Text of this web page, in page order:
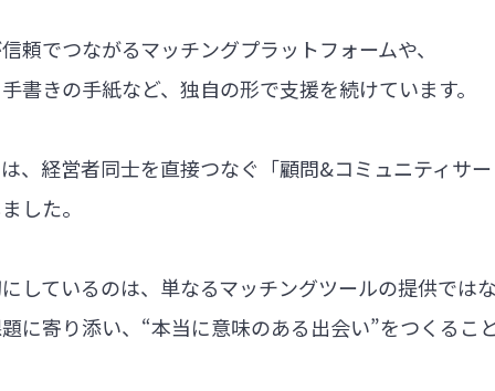
頼でつながるマッチングプラットフォームや、
書きの手紙など、独自の形で支援を続けています。
、経営者同士を直接つなぐ「顧問&コミュニティサ
した。
しているのは、単なるマッチングツールの提供では
に寄り添い、“本当に意味のある出会い”をつくるこ